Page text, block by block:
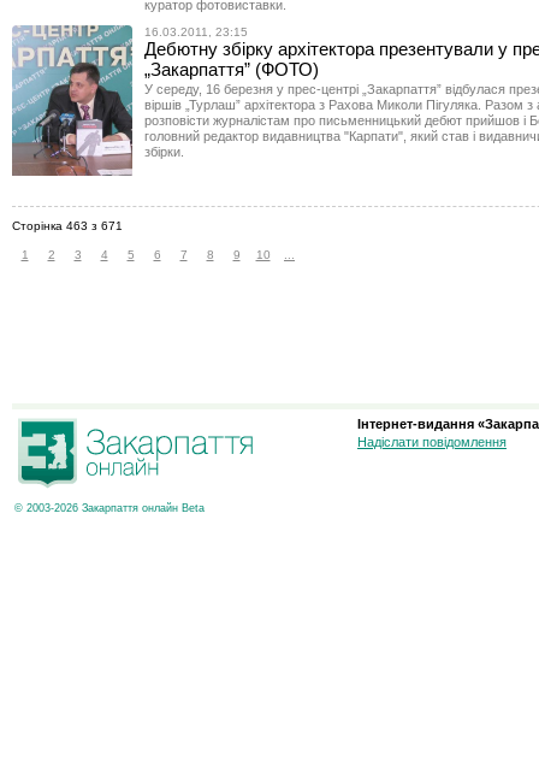
куратор фотовиставки.
16.03.2011, 23:15
Дебютну збірку архітектора презентували у
„Закарпаття” (ФОТО)
У середу, 16 березня у прес-центрі „Закарпаття” відбулася
віршів „Турлаш” архітектора з Рахова Миколи Пігуляка. Разом
розповісти журналістам про письменницький дебют прийшов і
головний редактор видавництва "Карпати", який став і
збірки.
Сторінка 463 з 671
1 2 3 4 5 6 7 8 9 10 ...
© 2003-2026 Закарпаття онлайн Beta
Інтернет-видання
Надіслати повідомлення